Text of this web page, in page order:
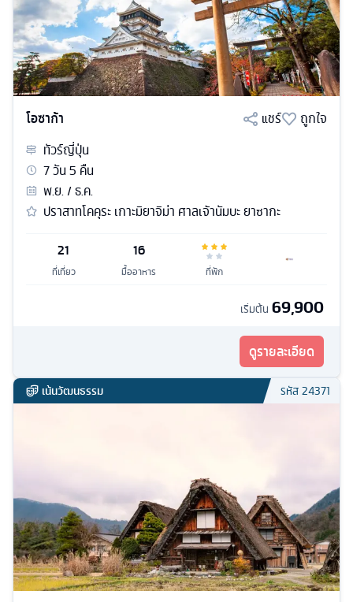
โอซาก้า แชร์
ถูกใจ
ทัวร์ญี่ปุ่น
7วัน5 คืน
พ.ย. / ธ.ค.
ปราสาทโคคุระ เกาะมิยาจิม่า ศาลเจ้านัมบะ ยาซากะ
21
ที่เที่ยว
16
มื้ออาหาร ที่พัก
เริ่มต้น 69,900
ดูรายละเอียด
เน้นวัฒนธรรม รหัส24371